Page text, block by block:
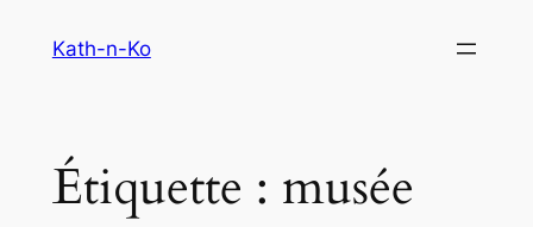
Kath-n-Ko
Étiquette : musée